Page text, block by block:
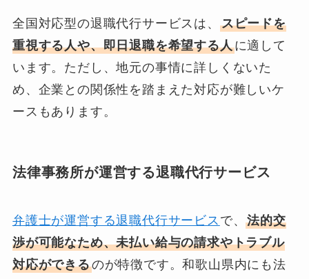
全国対応型の退職代行サービスは、 スピードを
重視する人や、即日退職を希望する人に適して
います。ただし、地元の事情に詳しくないた
め、企業との関係性を踏まえた対応が難しいケ
ースもあります。
法律事務所が運営する退職代行サービス
弁護士が運営する退職代行サービス で、法的交
渉が可能なため、未払い給与の請求やトラブル
対応ができるのが特徴です。和歌山県内にも法